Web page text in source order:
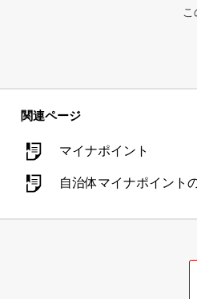
関連ページ
マイナポイント
自治体マイナポイント